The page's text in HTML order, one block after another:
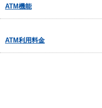
ATM機能
ATM利用料金